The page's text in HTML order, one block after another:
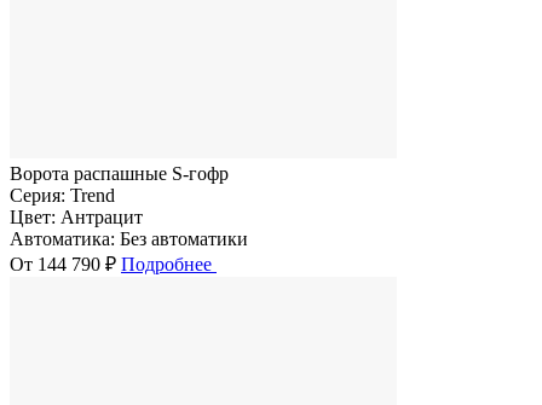
Ворота распашные S-гофр
Серия: Trend
Цвет: Антрацит
Автоматика: Без автоматики
От 144 790 ₽ Подробнее